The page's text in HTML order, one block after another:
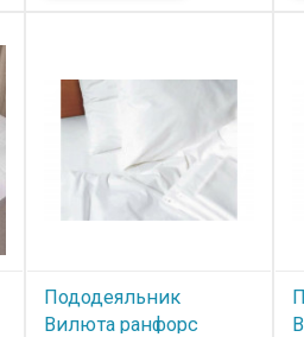
Ткань: сатин, 100% хлопок
Производитель: Marca
Marco Milano (Италия)
Пододеяльник
Вилюта ранфорс